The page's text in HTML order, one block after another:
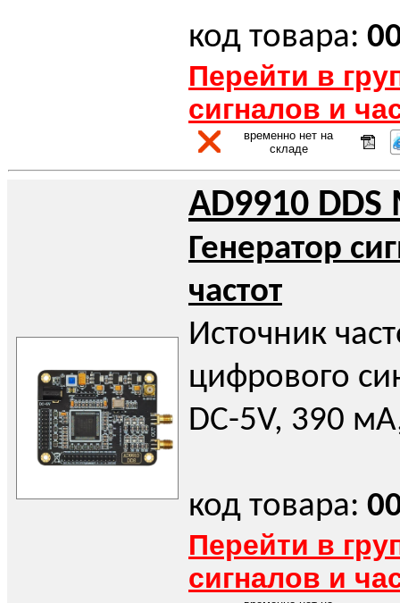
код товара:
Перейти в
сигналов и
временно нет на
складе
AD9910
Генератор
частот
Источник
цифрового
DC-5V, 390
код товара:
Перейти в
сигналов и